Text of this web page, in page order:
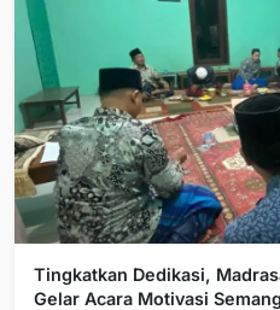
Tingkatkan Dedikasi,
Gelar Acara Motivasi